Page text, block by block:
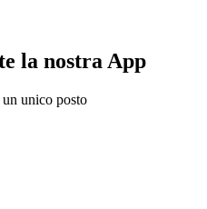
la nostra App
unico posto